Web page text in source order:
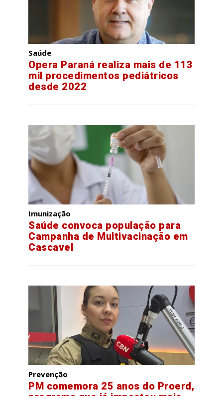
Saúde
Opera Paraná realiza mais de 113
mil procedimentos pediátricos
desde 2022
Imunização
Saúde convoca população para
Campanha de Multivacinação em
Cascavel
Prevenção
PM comemora 25 anos do Proerd,